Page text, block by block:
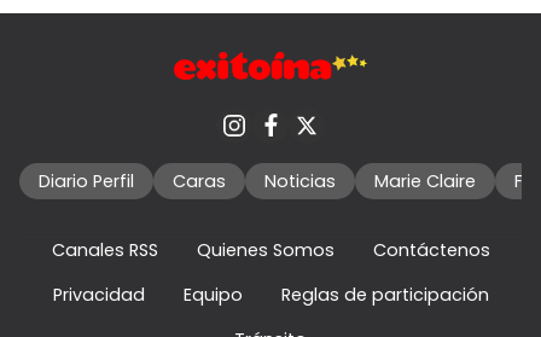
Diario Perfil Caras Noticias Marie Claire
Canales RSS Quienes Somos
Contáctenos
Privacidad
Equipo
Reglas de participación